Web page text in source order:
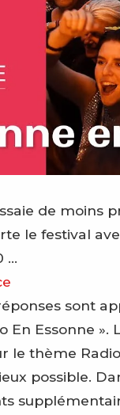
de moins
le festival
…
sont
En Essonne
le thème
possible.